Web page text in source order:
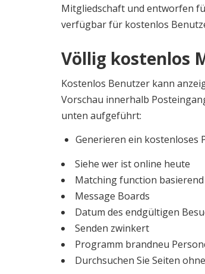
Mitgliedschaft und entworfen
verfügbar für kostenlos
Völlig kostenlos
Kostenlos Benutzer kann
Vorschau innerhalb
unten aufgeführt:
Generieren ein kostenloses
Siehe wer ist online heute
Matching function
Message Boards
Datum des endgültigen
Senden zwinkert
Programm brandneu
Durchsuchen Sie Seiten